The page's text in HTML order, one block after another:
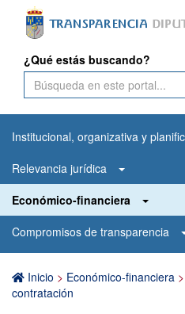
¿Qué estás buscando?
Institucional, organizativa y
Relevancia jurídica
Económico-financiera
Compromisos de transparencia
Inicio > Económico-financiera >
contratación